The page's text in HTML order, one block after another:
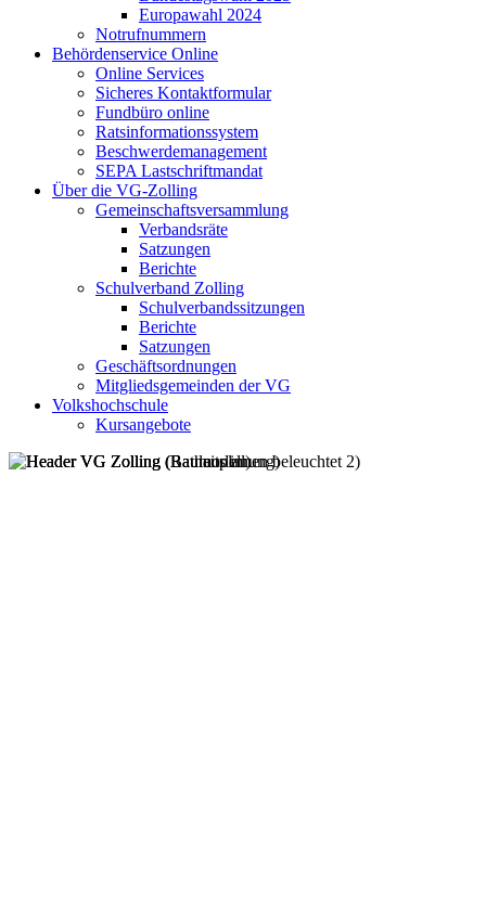
Europawahl 2024
Notrufnummern
Behördenservice Online
Online Services
Sicheres Kontaktformular
Fundbüro online
Ratsinformationssystem
Beschwerdemanagement
SEPA Lastschriftmandat
Über die VG-Zolling
Gemeinschaftsversammlung
Verbandsräte
Satzungen
Berichte
Schulverband Zolling
Schulverbandssitzungen
Berichte
Satzungen
Geschäftsordnungen
Mitgliedsgemeinden der VG
Volkshochschule
Kursangebote